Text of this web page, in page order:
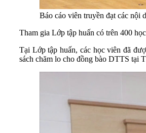
Báo cáo viên truyền đạt các nội
Tham gia Lớp tập huấn có trên 400
Tại Lớp tập huấn, các học viên đã
sách chăm lo cho đồng bào DTTS tại